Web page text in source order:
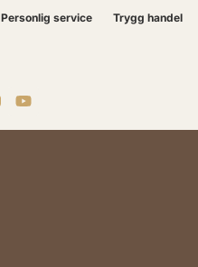
Personlig service Trygg handel